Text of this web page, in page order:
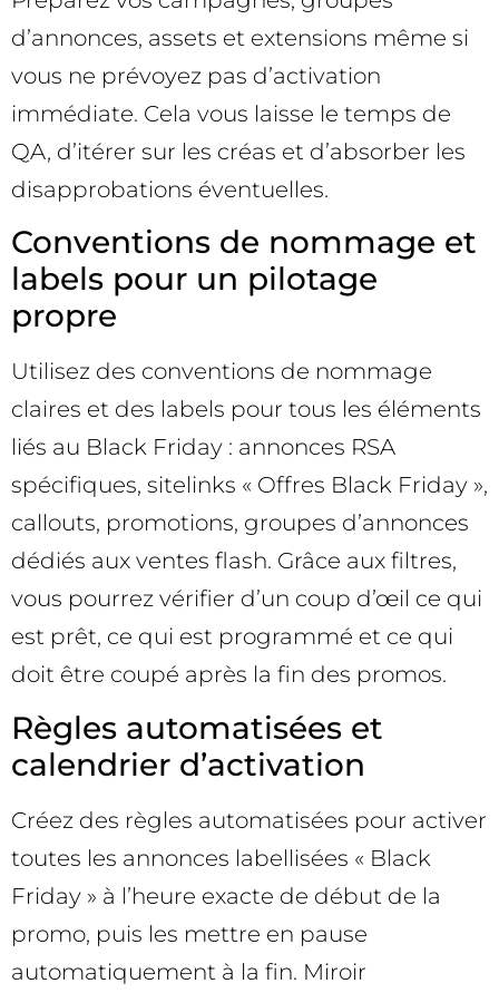
d’annonces, assets et extensions même si
vous ne prévoyez pas d’activation
immédiate. Cela vous laisse le temps de
QA, d’itérer sur les créas et d’absorber les
disapprobations éventuelles.
Conventions de nommage et
labels pour un pilotage
propre
Utilisez des conventions de nommage
claires et des labels pour tous les éléments
liés au Black Friday : annonces RSA
spécifiques, sitelinks « Offres Black Friday »,
callouts, promotions, groupes d’annonces
dédiés aux ventes flash. Grâce aux filtres,
vous pourrez vérifier d’un coup d’œil ce qui
est prêt, ce qui est programmé et ce qui
doit être coupé après la fin des promos.
Règles automatisées et
calendrier d’activation
Créez des règles automatisées pour activer
toutes les annonces labellisées « Black
Friday » à l’heure exacte de début de la
promo, puis les mettre en pause
automatiquement à la fin. Miroir